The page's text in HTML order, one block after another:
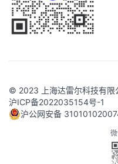
© 2023 上海达雷尔科技有限
沪ICP备2022035154号-1
沪公网安备